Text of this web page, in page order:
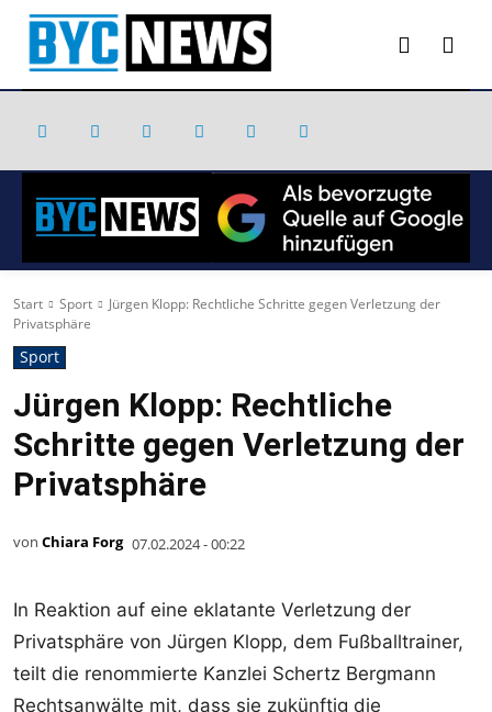
Start Sport
Jürgen Klopp: Rechtliche Schritte gegen Verletzung der
Privatsphäre
Sport
Jürgen Klopp: Rechtliche
Schritte gegen Verletzung der
Privatsphäre
von Chiara Forg 07.02.2024 - 00:22
In Reaktion auf eine eklatante Verletzung der
Privatsphäre von Jürgen Klopp, dem Fußballtrainer,
teilt die renommierte Kanzlei Schertz Bergmann
Rechtsanwälte mit, dass sie zukünftig die